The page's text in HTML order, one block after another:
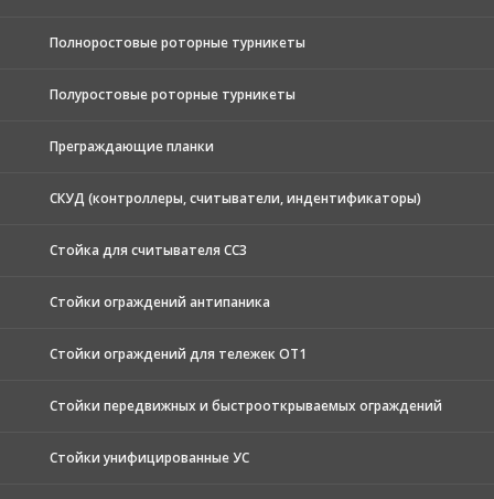
Полноростовые роторные турникеты
Полуростовые роторные турникеты
Преграждающие планки
СКУД (контроллеры, считыватели, индентификаторы)
Стойка для считывателя СС3
Стойки ограждений антипаника
Стойки ограждений для тележек ОТ1
Стойки передвижных и быстрооткрываемых ограждений
Стойки унифицированные УС